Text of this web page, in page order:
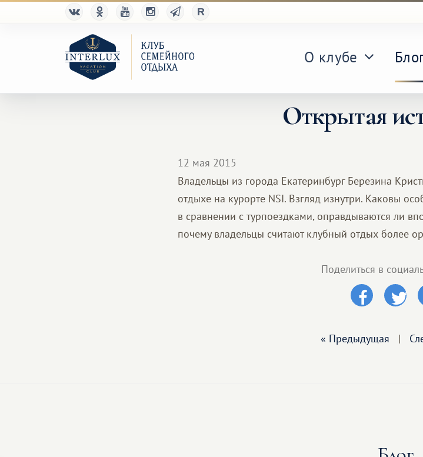
О клубе
Открытая
12 мая 2015
Владельцы из города Екатеринбург Березина
отдыхе на курорте NSI. Взгляд изнутри. Каковы
в сравнении с турпоездками, оправдываются ли
почему владельцы считают клубный отдых более
Поделиться в
« Предыдущая |